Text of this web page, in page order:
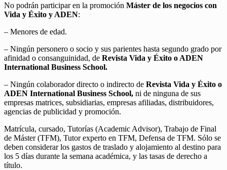
No podrán participar en la promoción Máster de los negocios con
Vida y Éxito y ADEN:
– Menores de edad.
– Ningún personero o socio y sus parientes hasta segundo grado por
afinidad o consanguinidad, de Revista Vida y Éxito o ADEN
International Business School.
– Ningún colaborador directo o indirecto de Revista Vida y Éxito o
ADEN International Business School, ni de ninguna de sus
empresas matrices, subsidiarias, empresas afiliadas, distribuidores,
agencias de publicidad y promoción.
Matrícula, cursado, Tutorías (Academic Advisor), Trabajo de Final
de Máster (TFM), Tutor experto en TFM, Defensa de TFM. Sólo se
deben considerar los gastos de traslado y alojamiento al destino para
los 5 días durante la semana académica, y las tasas de derecho a
título.